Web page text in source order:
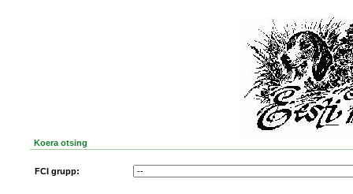
Koera otsing
FCI grupp: